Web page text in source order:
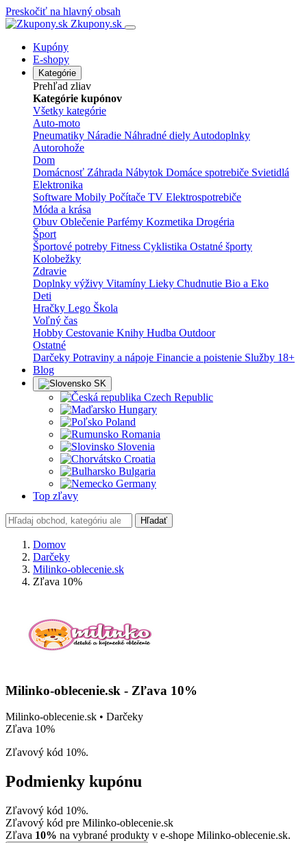
Preskočiť na hlavný obsah
Zkupony.sk
Kupóny
E-shopy
Kategórie
Prehľad zliav
Kategórie kupónov
Všetky kategórie
Auto-moto
Pneumatiky Náradie Náhradné diely Autodoplnky
Autorohože
Dom
Domácnosť Záhrada Nábytok Domáce spotrebiče Svietidlá
Elektronika
Software Mobily Počítače TV Elektrospotrebiče
Móda a krása
Obuv Oblečenie Parfémy Kozmetika Drogéria
Šport
Športové potreby Fitness Cyklistika Ostatné športy
Kolobežky
Zdravie
Doplnky výživy Vitamíny Lieky Chudnutie Bio a Eko
Deti
Hračky Lego Škola
Voľný čas
Hobby Cestovanie Knihy Hudba Outdoor
Ostatné
Darčeky Potraviny a nápoje Financie a poistenie Služby 18+
Blog
SK
Czech Republic
Hungary
Poland
Romania
Slovenia
Croatia
Bulgaria
Germany
Top zľavy
Hľadať
Domov
Darčeky
Milinko-oblecenie.sk
Zľava 10%
Milinko-oblecenie.sk - Zľava 10%
Milinko-oblecenie.sk • Darčeky
Zľava 10%
Zľavový kód 10%.
Podmienky kupónu
Zľavový kód 10%.
Zľavový kód pre Milinko-oblecenie.sk
Zľava 10% na vybrané produkty v e-shope Milinko-oblecenie.sk.